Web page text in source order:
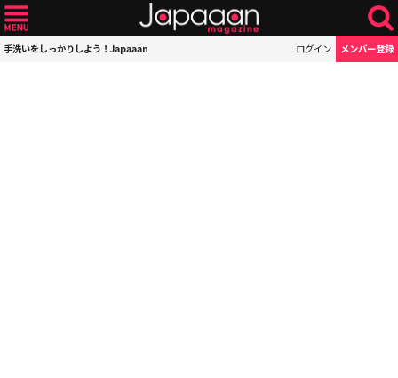
手洗いをしっかりしよう！Japaaan ログイン メンバー登録